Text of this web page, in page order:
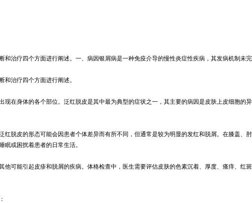
治疗四个方面进行阐述。一、病因银屑病是一种免疫介导的慢性炎症性疾病，其发病机制未完
治疗四个方面进行阐述。
在身体的各个部位。泛红脱皮是其中最为典型的症状之一，其主要的病因是皮肤上皮细胞的异
脱皮的形态可能会因患者个体差异而有所不同，但通常是较为明显的发红和脱屑。在膝盖、肘
或困扰着患者的日常生活。
可能引起皮疹和脱屑的疾病。体格检查中，医生需要评估皮肤的色素沉着、厚度、瘙痒、红斑